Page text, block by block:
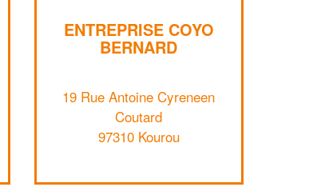
ENTREPRISE COYO
BERNARD
19 Rue Antoine Cyreneen
Coutard
97310 Kourou